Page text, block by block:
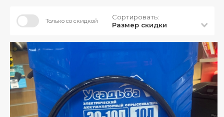
Только со скидкой
Сортировать:
Размер скидки